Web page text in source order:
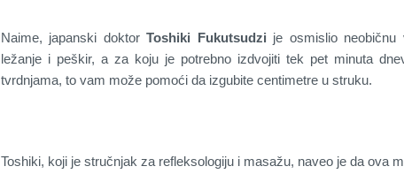
Naime, japanski doktorToshiki Fukutsudzi je osmislio neobičnu
ležanje i peškir, a za koju je potrebno izdvojiti tek pet minuta
tvrdnjama, to vam može pomoći da izgubite centimetre u struku.
Toshiki, koji je stručnjak za refleksologiju i masažu, naveo je da ova